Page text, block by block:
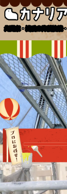
北関東・埼玉の外壁塗装